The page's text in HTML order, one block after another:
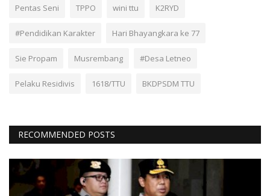
Pentas Seni TPPO wini ttu K2RYD
#Pendidikan Karakter Hari Bhayangkara ke 77
Sie Propam Musrembang #Desa Letneo
Pelaku Residivis 1618/TTU BKDPSDM TTU
RECOMMENDED POSTS